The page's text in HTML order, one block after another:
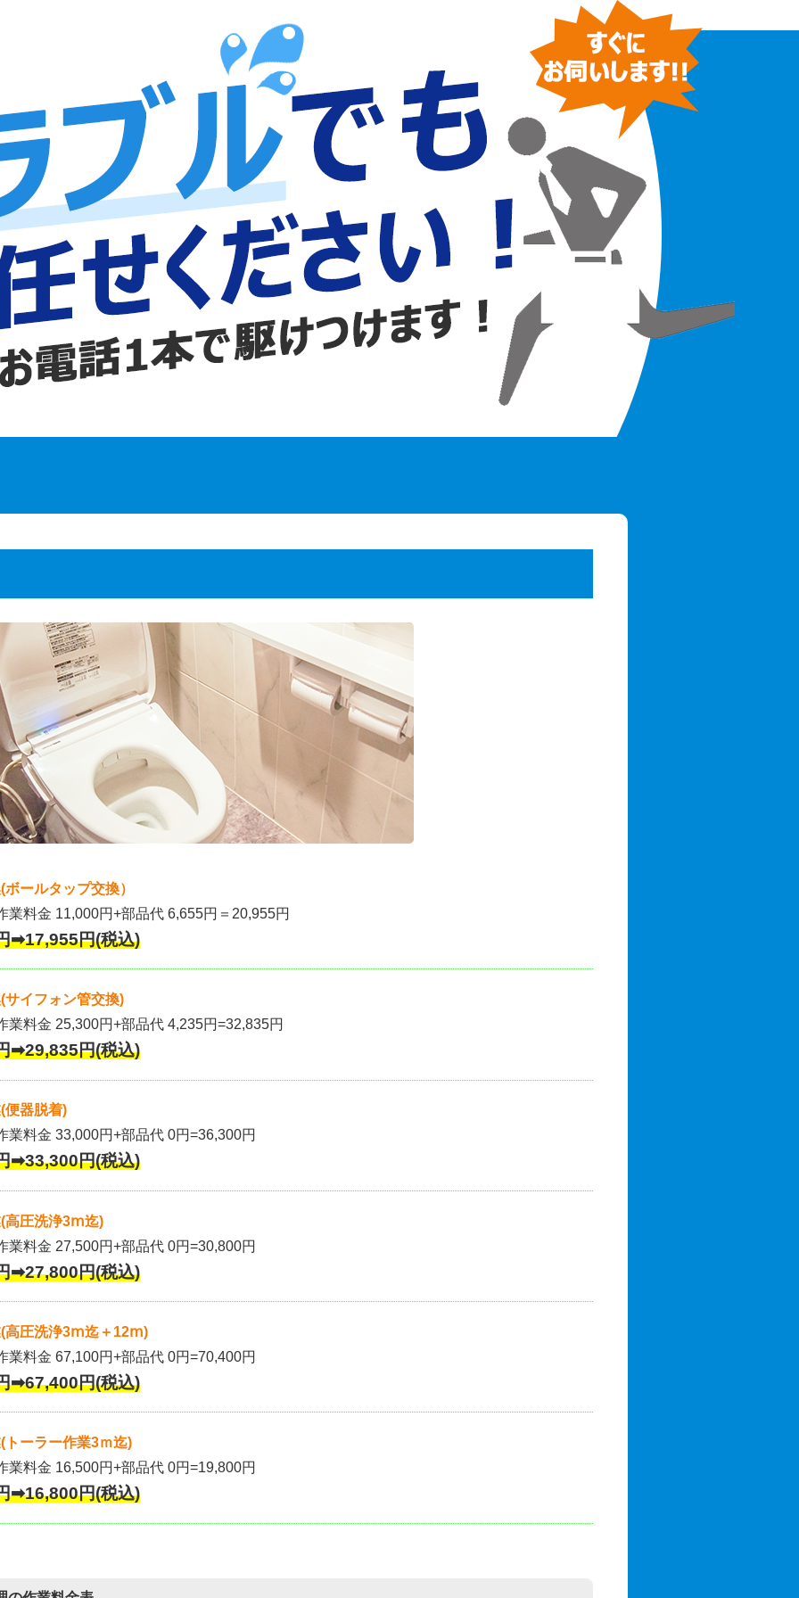
ールタップ交換）
業料金 11,000円+部品代 6,655円＝20,955円
➡17,955円(税込)
サイフォン管交換)
業料金 25,300円+部品代 4,235円=32,835円
➡29,835円(税込)
便器脱着)
業料金 33,000円+部品代 0円=36,300円
➡33,300円(税込)
高圧洗浄3ⅿ迄)
業料金 27,500円+部品代 0円=30,800円
➡27,800円(税込)
(高圧洗浄3ⅿ迄＋12ⅿ)
業料金 67,100円+部品代 0円=70,400円
➡67,400円(税込)
トーラー作業3ｍ迄)
業料金 16,500円+部品代 0円=19,800円
➡16,800円(税込)